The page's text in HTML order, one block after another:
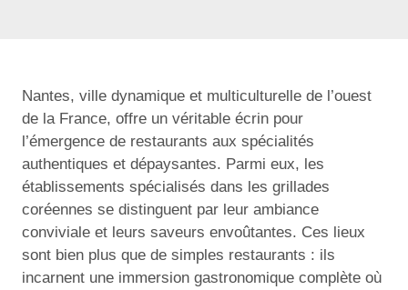
Nantes, ville dynamique et multiculturelle de l’ouest
de la France, offre un véritable écrin pour
l’émergence de restaurants aux spécialités
authentiques et dépaysantes. Parmi eux, les
établissements spécialisés dans les grillades
coréennes se distinguent par leur ambiance
conviviale et leurs saveurs envoûtantes. Ces lieux
sont bien plus que de simples restaurants : ils
incarnent une immersion gastronomique complète où